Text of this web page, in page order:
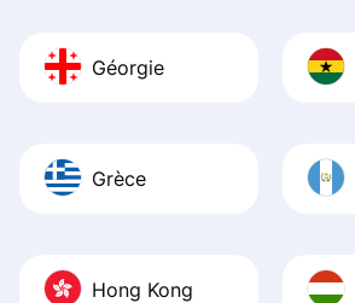
Géorgie
Grèce
Hong Kong